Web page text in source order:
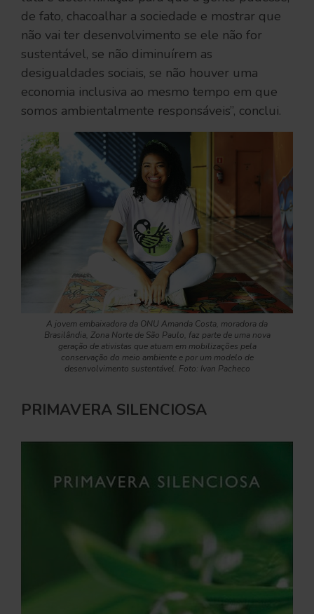
de fato, chacoalhar a sociedade e mostrar que
não vai ter desenvolvimento se ele não for
sustentável, se não diminuírem as
desigualdades sociais, se não houver uma
economia inclusiva ao mesmo tempo em que
somos ambientalmente responsáveis”, conclui.
A jovem embaixadora da ONU Amanda Costa, moradora da
Brasilândia, Zona Norte de São Paulo, faz parte de uma nova
geração de ativistas que atuam em mobilizações pela
conservação do meio ambiente e por um modelo de
desenvolvimento sustentável. Foto: Ivan Pacheco
PRIMAVERA SILENCIOSA